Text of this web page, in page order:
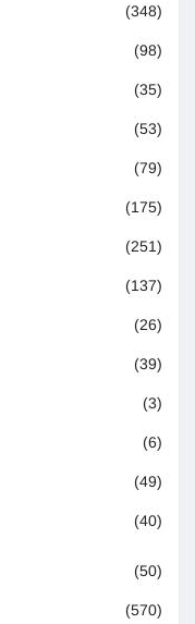
(348)
(98)
(35)
(53)
(79)
(175)
(251)
(137)
(26)
(39)
(3)
(6)
(49)
(40)
(50)
(570)